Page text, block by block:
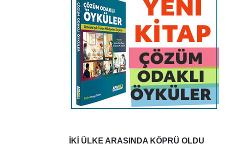
İKİ ÜLKE ARASINDA KÖPRÜ OLDU